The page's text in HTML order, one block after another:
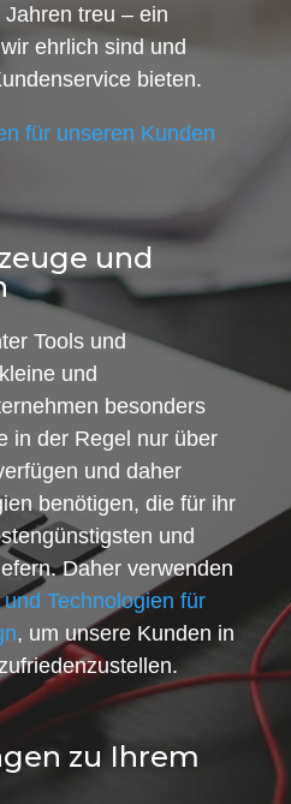
treu – ein
ehrlich sind und
bieten.
für unseren Kunden
und
Tools und
und
besonders
in der Regel nur über
und daher
benötigen, die für ihr
und
Daher verwenden
Technologien für
, um unsere Kunden in
zu Ihrem